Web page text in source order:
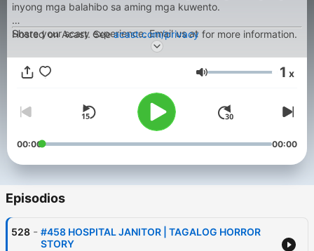
inyong mga balahibo sa aming mga kuwento.
Share your scary experience. Email us at
stories@kwentongtakipsilim.com
Tagalog horror stories. Sitio bangungot / Kwentong Takipsilim.
Hosted on Acast. Seeacast.com/privacy for more information.
Volumen 1 x
00:00 00:00
Episodios
528 - #458 HOSPITAL JANITOR | TAGALOG HORROR
STORY